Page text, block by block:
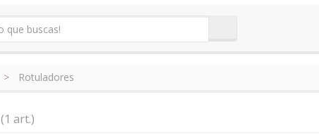
Rotuladores
(1 art.)